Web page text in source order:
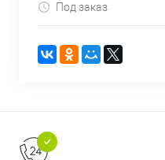
Под заказ